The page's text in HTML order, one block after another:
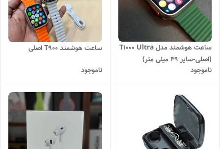
ساعت هوشمند مدل T1000 Ultra
(اصلی-سایز 49 میلی متر)
ناموجود
ساعت هوشمند T900 اصلی
ناموجود